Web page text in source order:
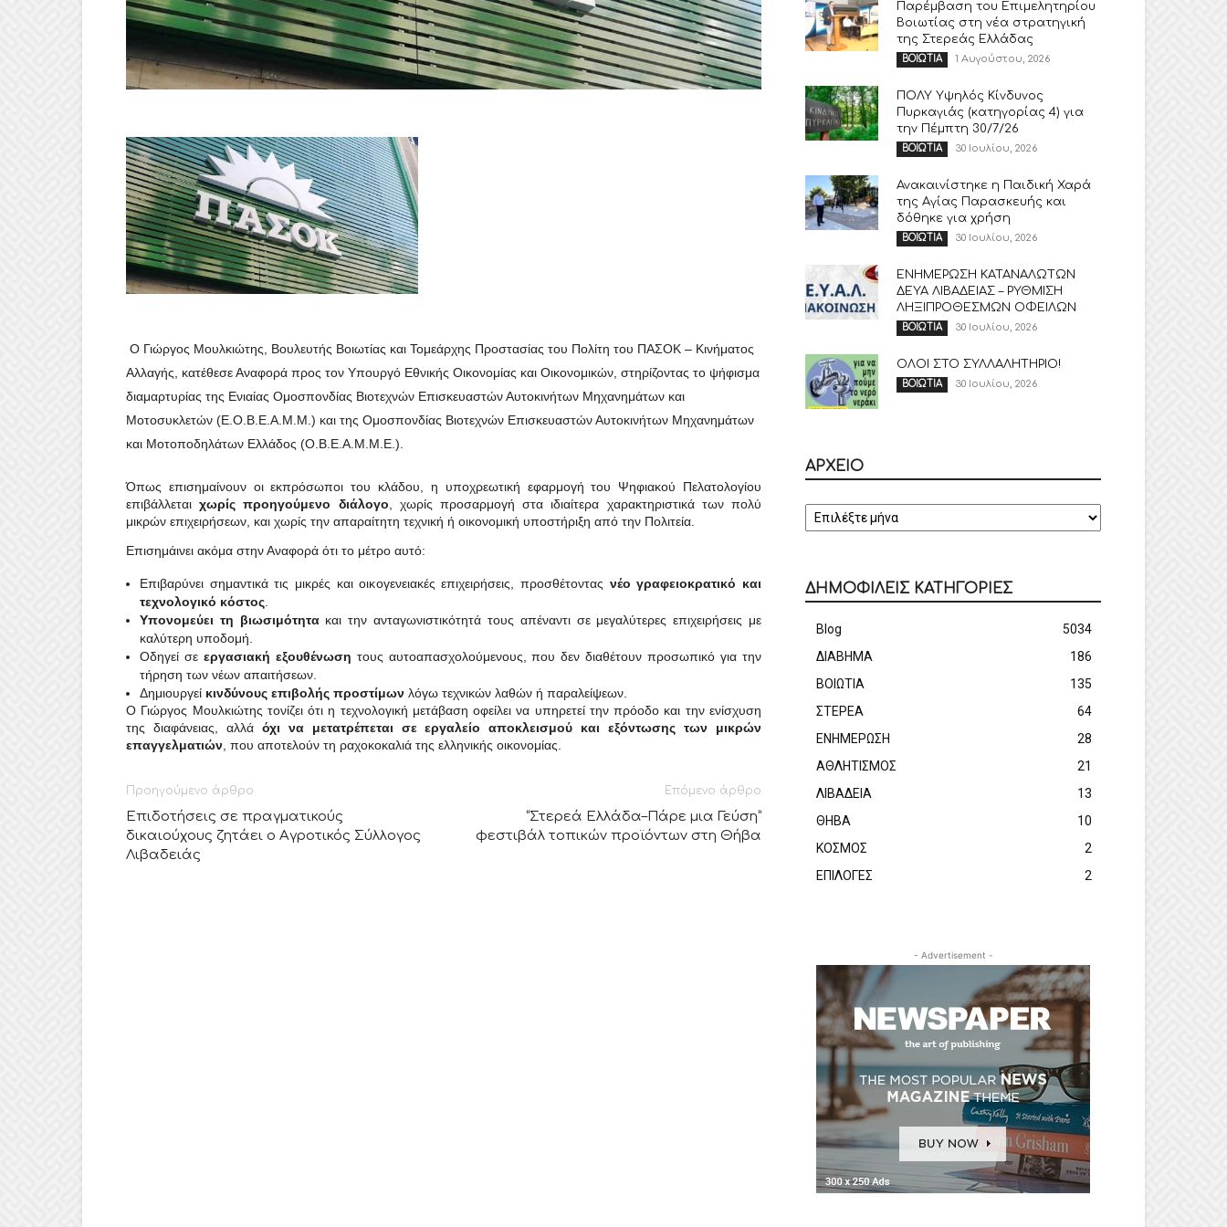
Ο Γιώργος Μουλκιώτης, Βουλευτής Βοιωτίας και Τομεάρχης Προστασίας του Πολίτη του ΠΑΣΟΚ – Κινήματος
Αλλαγής, κατέθεσε Αναφορά προς τον Υπουργό Εθνικής Οικονομίας και Οικονομικών, στηρίζοντας το ψήφισμα
διαμαρτυρίας της Ενιαίας Ομοσπονδίας Βιοτεχνών Επισκευαστών Αυτοκινήτων Μηχανημάτων και
Μοτοσυκλετών (Ε.Ο.Β.Ε.Α.Μ.Μ.) και της Ομοσπονδίας Βιοτεχνών Επισκευαστών Αυτοκινήτων Μηχανημάτων
και Μοτοποδηλάτων Ελλάδος (Ο.Β.Ε.Α.Μ.Μ.Ε.).
Όπως επισημαίνουν οι εκπρόσωποι του κλάδου, η υποχρεωτική εφαρμογή του Ψηφιακού Πελατολογίου
επιβάλλεταιχωρίς προηγούμενο διάλογο , χωρίς προσαρμογή στα ιδιαίτερα χαρακτηριστικά των πολύ
μικρών επιχειρήσεων, και χωρίς την απαραίτητη τεχνική ή οικονομική υποστήριξη από την Πολιτεία.
Επισημάινει ακόμα στην Αναφορά ότι το μέτρο αυτό:
Επιβαρύνει σημαντικά τις μικρές και οικογενειακές επιχειρήσεις, προσθέτοντας νέο γραφειοκρατικό και
τεχνολογικό κόστος
Υπονομεύει τη βιωσιμότητακαι την ανταγωνιστικότητά τους απέναντι σε μεγαλύτερες επιχειρήσεις με
καλύτερη υποδομή.
Οδηγεί σε εργασιακή εξουθένωση τους αυτοαπασχολούμενους, που δεν διαθέτουν προσωπικό για την
τήρηση των νέων απαιτήσεων.
Δημιουργεί κινδύνους επιβολής προστίμων λόγω τεχνικών λαθών ή παραλείψεων.
Ο Γιώργος Μουλκιώτης τονίζει ότι η τεχνολογική μετάβαση οφείλει να υπηρετεί την πρόοδο και την ενίσχυση
της διαφάνειας, αλλά όχι να μετατρέπεται σε εργαλείο αποκλεισμού και εξόντωσης των μικρών
επαγγελματιών , που αποτελούν τη ραχοκοκαλιά της ελληνικής οικονομίας.
Προηγούμενο άρθρο
Επιδοτήσεις σε πραγματικούς
δικαιούχους ζητάει ο Αγροτικός Σύλλογος
Λιβαδειάς
Επόμενο άρθρο
“Στερεά Ελλάδα–Πάρε μια Γεύση”
φεστιβάλ τοπικών προϊόντων στη Θήβα
Παρέμβαση του Επιμελητηρίου
Βοιωτίας στη νέα στρατηγική
της Στερεάς Ελλάδας
ΒΟΙΩΤΙΑ 1 Αυγούστου, 2026
ΠΟΛΥ Υψηλός Κίνδυνος
Πυρκαγιάς (κατηγορίας 4) για
την Πέμπτη 30/7/26
ΒΟΙΩΤΙΑ 30 Ιουλίου, 2026
Ανακαινίστηκε η Παιδική Χαρά
της Αγίας Παρασκευής και
δόθηκε για χρήση
ΒΟΙΩΤΙΑ 30 Ιουλίου, 2026
ΕΝΗΜΕΡΩΣΗ ΚΑΤΑΝΑΛΩΤΩΝ
ΔΕΥΑ ΛΙΒΑΔΕΙΑΣ – ΡΥΘΜΙΣΗ
ΛΗΞΙΠΡΟΘΕΣΜΩΝ ΟΦΕΙΛΩΝ
ΒΟΙΩΤΙΑ 30 Ιουλίου, 2026
ΟΛΟΙ ΣΤΟ ΣΥΛΛΑΛΗΤΗΡΙΟ!
ΒΟΙΩΤΙΑ 30 Ιουλίου, 2026
ΑΡΧΕΙΟ
ΔΗΜΟΦΙΛΕΙΣ ΚΑΤΗΓΟΡΙΕΣ
Blog
5034
ΔΙΑΒΗΜΑ
186
ΒΟΙΩΤΙΑ
135
ΣΤΕΡΕΑ
64
ΕΝΗΜΕΡΩΣΗ
28
ΑΘΛΗΤΙΣΜΟΣ
21
ΛΙΒΑΔΕΙΑ
13
ΘΗΒΑ
10
ΚΟΣΜΟΣ
2
ΕΠΙΛΟΓΕΣ
2
- Advertisement -